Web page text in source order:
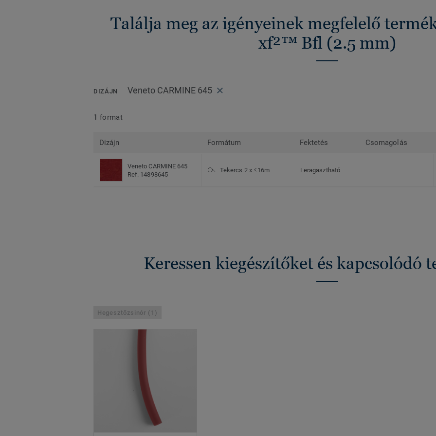
Találja meg az igényeinek megfelelő
xf²™ Bfl (2.5 mm)
DIZÁJN Veneto CARMINE 645
1 format
Dizájn Formátum Fektetés Csomagolás
Veneto CARMINE 645
Ref. 14898645
Tekercs 2 x ≤16m Leragasztható
Keressen kiegészítőket és kapcsolódó
Hegesztőzsinór (1)